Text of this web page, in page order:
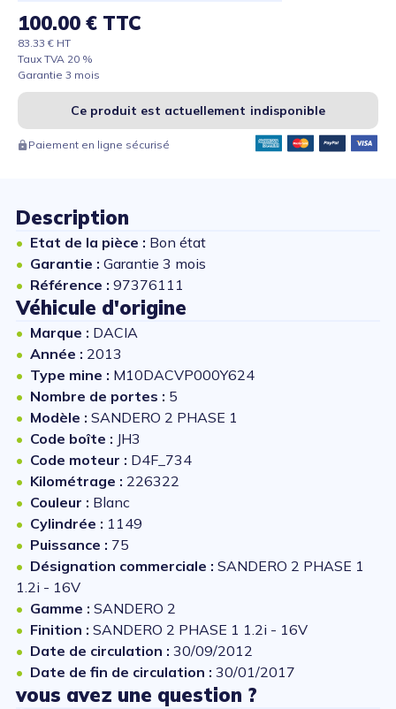
100.00 € TTC
83.33 € HT
Taux TVA 20 %
Garantie 3 mois
Ce produit est actuellement indisponible
Paiement en ligne sécurisé
Description
Etat de la pièce : Bon état
Garantie : Garantie 3 mois
Référence : 97376111
Véhicule d'origine
Marque : DACIA
Année : 2013
Type mine : M10DACVP000Y624
Nombre de portes : 5
Modèle : SANDERO 2 PHASE 1
Code boîte : JH3
Code moteur : D4F_734
Kilométrage : 226322
Couleur : Blanc
Cylindrée : 1149
Puissance : 75
Désignation commerciale : SANDERO 2 PHASE 1
1.2i - 16V
Gamme : SANDERO 2
Finition : SANDERO 2 PHASE 1 1.2i - 16V
Date de circulation : 30/09/2012
Date de fin de circulation : 30/01/2017
vous avez une question ?